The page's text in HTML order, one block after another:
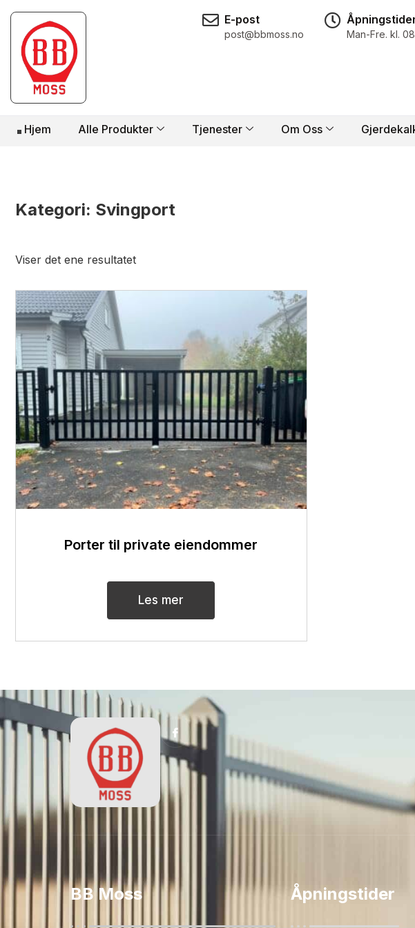
E-post
post@bbmoss.no Man-Fre. kl.
Hjem Alle Produkter Tjenester Om Oss
Kategori: Svingport
Viser det ene resultatet
Porter til private eiendommer
Les mer
BB Moss Åpningstider